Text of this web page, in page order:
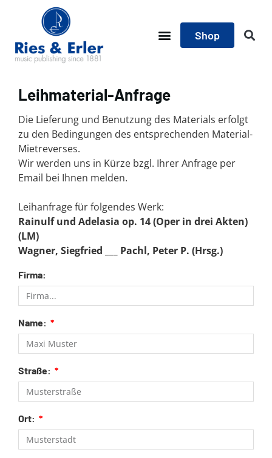
Shop
Leihmaterial-Anfrage
Die Lieferung und Benutzung des Materials erfolgt
zu den Bedingungen des entsprechenden Material-
Mietreverses.
Wir werden uns in Kürze bzgl. Ihrer Anfrage per
Email bei Ihnen melden.
Leihanfrage für folgendes Werk:
Rainulf und Adelasia op. 14 (Oper in drei Akten)
(LM)
Wagner, Siegfried ___ Pachl, Peter P. (Hrsg.)
Firma:
Name:
Straße:
Ort: